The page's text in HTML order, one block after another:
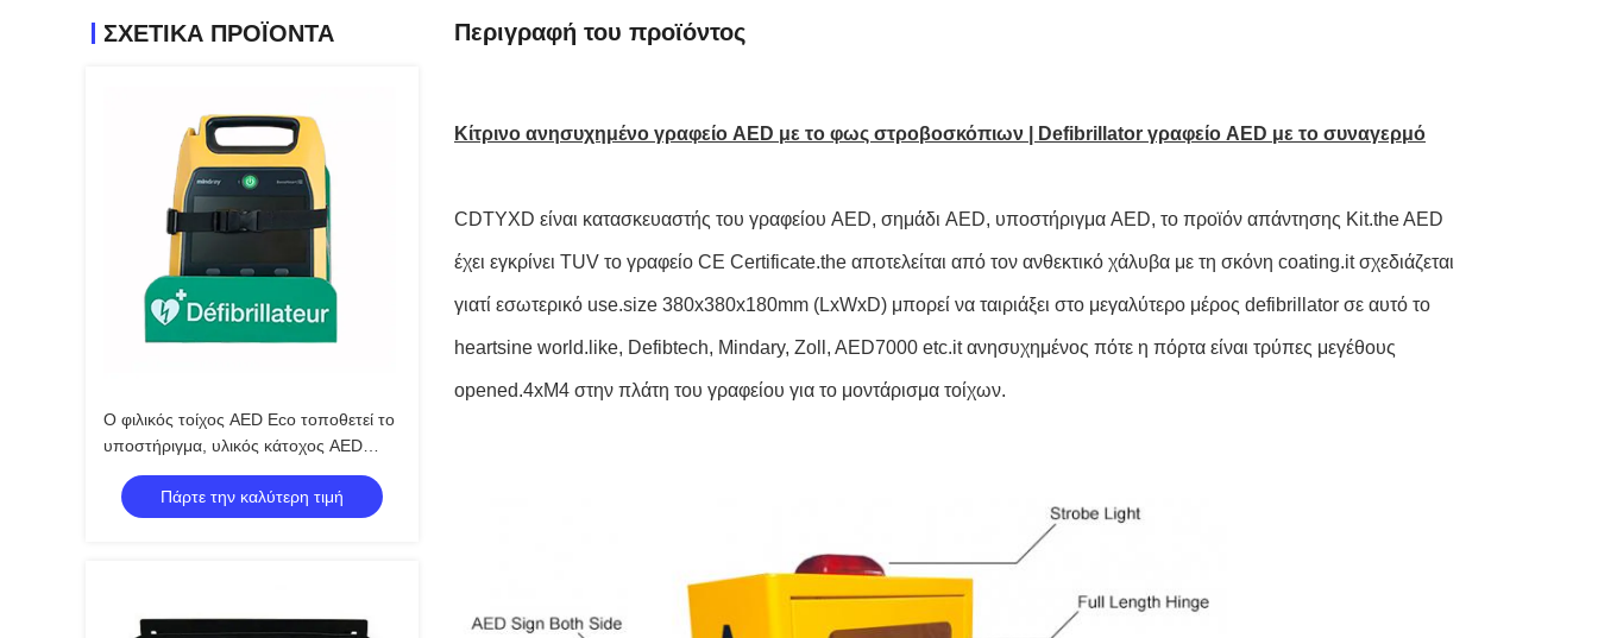
ΣΧΕΤΙΚΑ ΠΡΟΪΟΝΤΑ
Ο φιλικός τοίχος AED Eco τοποθετεί το
υποστήριγμα, υλικός κάτοχος AED
μετάλλων
Πάρτε την καλύτερη τιμή
Περιγραφή του προϊόντος
Κίτρινο ανησυχημένο γραφείο AED με το φως στροβοσκόπιων | Defibrillator γραφείο AED με το συναγερμό
CDTYXD είναι κατασκευαστής του γραφείου AED, σημάδι AED, υποστήριγμα AED, το προϊόν απάντησης Kit.the AED
έχει εγκρίνει TUV το γραφείο CE Certificate.the αποτελείται από τον ανθεκτικό χάλυβα με τη σκόνη coating.it σχεδιάζεται
γιατί εσωτερικό use.size 380x380x180mm (LxWxD) μπορεί να ταιριάξει στο μεγαλύτερο μέρος defibrillator σε αυτό το
heartsine world.like, Defibtech, Mindary, Zoll, AED7000 etc.it ανησυχημένος πότε η πόρτα είναι τρύπες μεγέθους
opened.4xM4 στην πλάτη του γραφείου για το μοντάρισμα τοίχων.